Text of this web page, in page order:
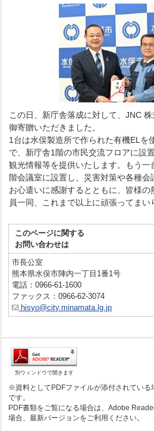
この日、新庁舎落成に対して、JNC
御寄贈いただきました。
1台は水俣製造所で作られた有機ELを
で、新庁舎1階の市民交流フロアに設
観光情報等を提供いたします。もう
階会議室に設置し、災害対策や各種会
お心遣いに感謝するとともに、皆様
員一同、これまで以上に頑張ってまい
このページに関する
お問い合わせは
市長公室
熊本県水俣市陣内一丁目1番1号
電話：0966-61-1600
ファックス：0966-62-3074
hisyo@city.minamata.lg.jp
別ウィンドウで開きます
※資料としてPDFファイルが添付されている
です。
PDF書類をご覧になる場合は、Adobe
場合、最新バージョンをご利用ください。